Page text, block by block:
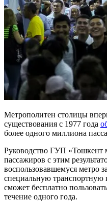
Метрополитен столицы
существования с 1977 года
более одного миллиона
Руководство ГУП «Тошкент
пассажиров с этим
воспользовавшемуся метро
специальную транспортную
сможет бесплатно
течение одного года.